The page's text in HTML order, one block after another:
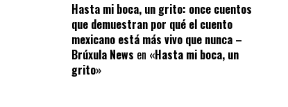
Hasta mi boca, un grito: once cuentos
que demuestran por qué el cuento
mexicano está más vivo que nunca –
Brúxula News en «Hasta mi boca, un
grito»